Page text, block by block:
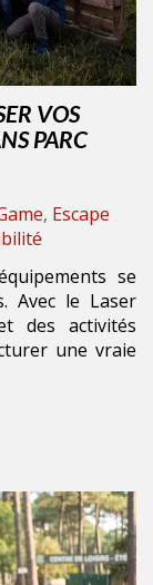
VOS
PARC
, Escape
se
Avec le Laser
des activités
une vraie